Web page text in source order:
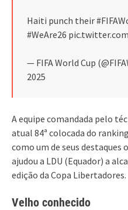
Haiti punch their
#WeAre26
— FIFA World Cup
2025
A equipe comandada pelo
atual 84ª colocada do
como um de seus destaques
ajudou a LDU (Equador) a
edição da Copa Libertadores.
Velho conhecido